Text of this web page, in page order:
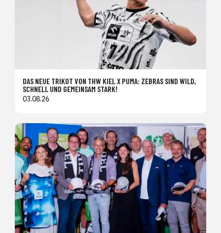
DAS NEUE TRIKOT VON THW KIEL X PUMA: ZEBRAS SIND WILD,
SCHNELL UND GEMEINSAM STARK!
03.08.26